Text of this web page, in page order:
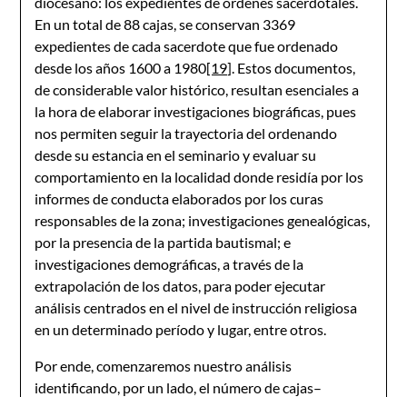
En un total de 88 cajas, se conservan 3369
expedientes de cada sacerdote que fue ordenado
desde los años 1600 a 1980[19]. Estos documentos,
de considerable valor histórico, resultan esenciales a
la hora de elaborar investigaciones biográficas, pues
nos permiten seguir la trayectoria del ordenando
desde su estancia en el seminario y evaluar su
comportamiento en la localidad donde residía por los
informes de conducta elaborados por los curas
responsables de la zona; investigaciones genealógicas,
por la presencia de la partida bautismal; e
investigaciones demográficas, a través de la
extrapolación de los datos, para poder ejecutar
análisis centrados en el nivel de instrucción religiosa
en un determinado período y lugar, entre otros.
Por ende, comenzaremos nuestro análisis
identificando, por un lado, el número de cajas–